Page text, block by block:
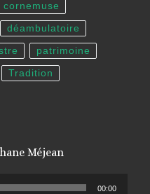
cornemuse
déambulatoire
patrimoine
Tradition
Méjean
00:00